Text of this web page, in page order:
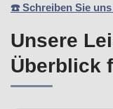
☎️ Schreiben Sie uns
Unsere
Überblick